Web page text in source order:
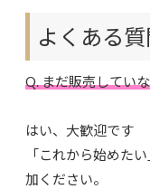
よくある質
Q. まだ販売してい
はい、大歓迎です
「これから始めた
加ください。